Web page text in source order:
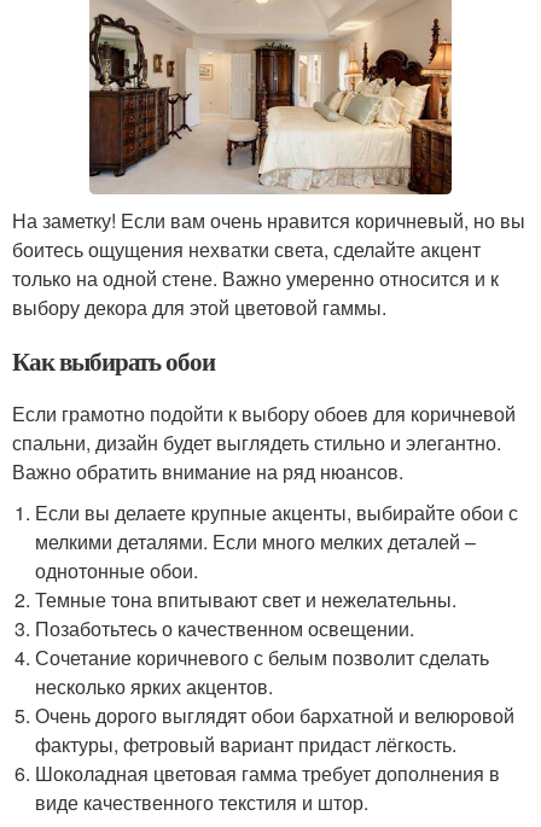
На заметку! Если вам очень нравится коричневый, но вы
боитесь ощущения нехватки света, сделайте акцент
только на одной стене. Важно умеренно относится и к
выбору декора для этой цветовой гаммы.
Как выбирать обои
Если грамотно подойти к выбору обоев для коричневой
спальни, дизайн будет выглядеть стильно и элегантно.
Важно обратить внимание на ряд нюансов.
Если вы делаете крупные акценты, выбирайте обои с
мелкими деталями. Если много мелких деталей –
однотонные обои.
Темные тона впитывают свет и нежелательны.
Позаботьтесь о качественном освещении.
Сочетание коричневого с белым позволит сделать
несколько ярких акцентов.
Очень дорого выглядят обои бархатной и велюровой
фактуры, фетровый вариант придаст лёгкость.
Шоколадная цветовая гамма требует дополнения в
виде качественного текстиля и штор.